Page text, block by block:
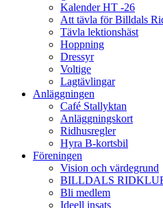
Kalender HT -26
Att tävla för Billdals
Tävla lektionshäst
Hoppning
Dressyr
Voltige
Lagtävlingar
Anläggningen
Café Stallyktan
Anläggningskort
Ridhusregler
Hyra B-kortsbil
Föreningen
Vision och värdegrund
BILLDALS
Bli medlem
Ideell insats